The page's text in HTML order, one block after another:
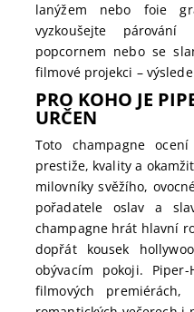
lanýžem nebo foie
vyzkoušejte
popcornem nebo se
filmové projekci –
PRO KOHO JE
URČEN
Toto champagne
prestiže, kvality a
milovníky svěžího,
pořadatele oslav a
champagne hrát hlavní
dopřát kousek
obývacím pokoji.
filmových premiérách,